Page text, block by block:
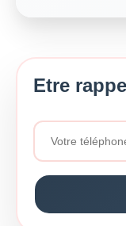
Etre